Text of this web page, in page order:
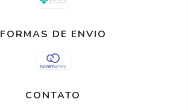
FORMAS DE ENVIO
CONTATO